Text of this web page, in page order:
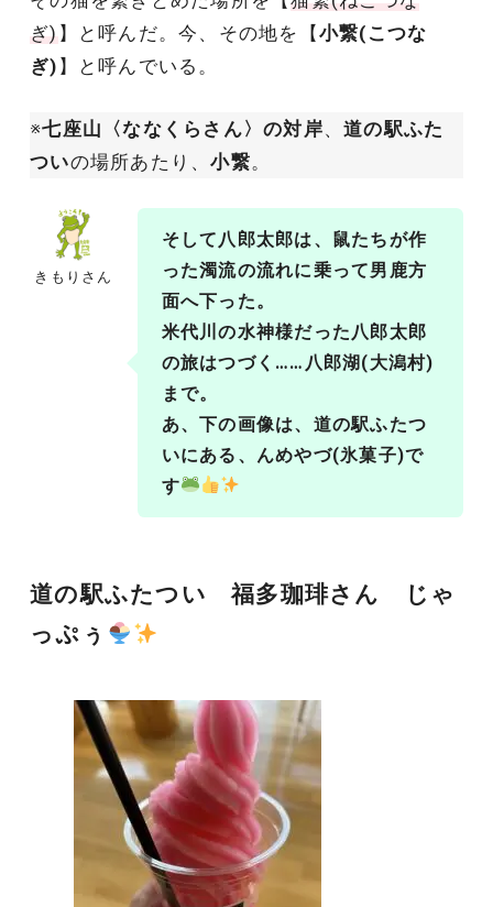
ぎ) 】と呼んだ。今、その地を【 小繋(こつな
ぎ) 】と呼んでいる。
※七座山〈ななくらさん〉の対岸、道の駅ふた
ついの場所あたり、小繋。
きもりさん
そして八郎太郎は、鼠たちが作
った濁流の流れに乗って男鹿方
面へ下った。
米代川の水神様だった八郎太郎
の旅はつづく……八郎湖(大潟村)
まで。
あ、下の画像は、道の駅ふたつ
いにある、んめやづ(氷菓子)で
す
道の駅ふたつい 福多珈琲さん じゃ
っぷぅ